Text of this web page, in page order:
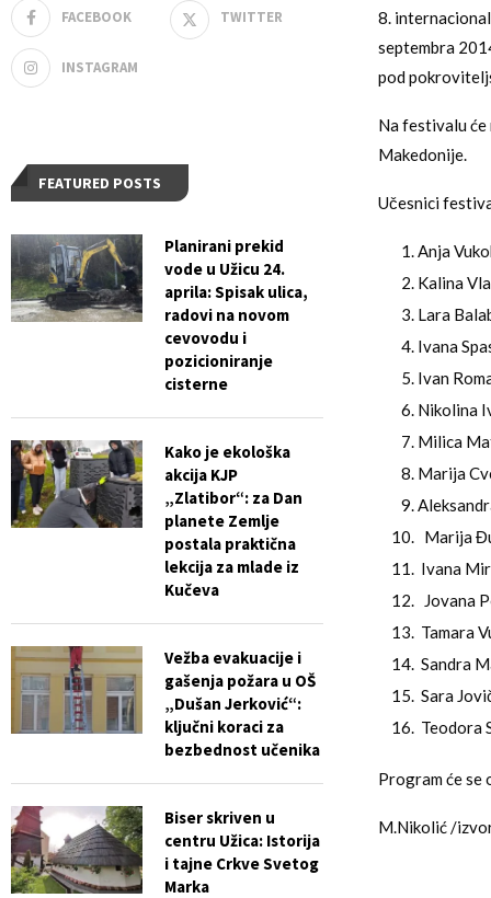
8.
septembra
pod
Na festivalu će
Makedonije.
Učesnici
Anja
Kalina
Lara
Ivana
Ivan
Nikolina
Milica
Marija
Marija
Ivana
Jovana
Tamara
Sandra
Sara
Teodora
Program će se
M.Nikolić /
FACEBOOK TWITTER
INSTAGRAM
FEATURED POSTS
Planirani prekid
vode u Užicu 24.
aprila: Spisak ulica,
radovi na novom
cevovodu i
pozicioniranje
cisterne
Kako je ekološka
akcija KJP
„Zlatibor“: za Dan
planete Zemlje
postala praktična
lekcija za mlade iz
Kučeva
Vežba evakuacije i
gašenja požara u OŠ
„Dušan Jerković“:
ključni koraci za
bezbednost učenika
Biser skriven u
centru Užica: Istorija
i tajne Crkve Svetog
Marka